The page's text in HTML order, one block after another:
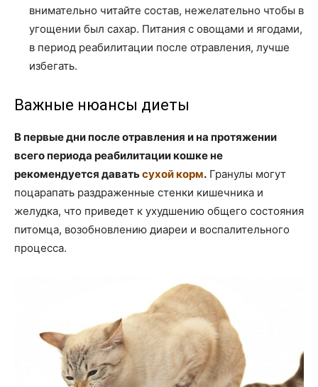
внимательно читайте состав, нежелательно чтобы в
угощении был сахар. Питания с овощами и ягодами,
в период реабилитации после отравления, лучше
избегать.
Важные нюансы диеты
В первые дни после отравления и на протяжении
всего периода реабилитации кошке не
рекомендуется даватьсухой корм. Гранулы могут
поцарапать раздраженные стенки кишечника и
желудка, что приведет к ухудшению общего состояния
питомца, возобновлению диареи и воспалительного
процесса.